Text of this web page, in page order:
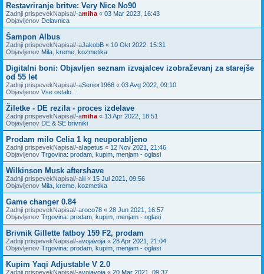
Restavriranje britve: Very Nice No90
Zadnji prispevekNapisal/-amiha « 03 Mar 2023, 16:43
Objavljenov Delavnica
Šampon Albus
Zadnji prispevekNapisal/-aJakobB « 10 Okt 2022, 15:31
Objavljenov Mila, kreme, kozmetika
Digitalni boni: Objavljen seznam izvajalcev izobraževanj za starejše
od 55 let
Zadnji prispevekNapisal/-aSenior1966 « 03 Avg 2022, 09:10
Objavljenov Vse ostalo...
Žiletke - DE rezila - proces izdelave
Zadnji prispevekNapisal/-amiha « 13 Apr 2022, 18:51
Objavljenov DE & SE brivniki
Prodam milo Celia 1 kg neuporabljeno
Zadnji prispevekNapisal/-aIapetus « 12 Nov 2021, 21:46
Objavljenov Trgovina: prodam, kupim, menjam - oglasi
Wilkinson Musk aftershave
Zadnji prispevekNapisal/-aiii « 15 Jul 2021, 09:56
Objavljenov Mila, kreme, kozmetika
Game changer 0.84
Zadnji prispevekNapisal/-aroco78 « 28 Jun 2021, 16:57
Objavljenov Trgovina: prodam, kupim, menjam - oglasi
Brivnik Gillette fatboy 159 F2, prodam
Zadnji prispevekNapisal/-avojavoja « 28 Apr 2021, 21:04
Objavljenov Trgovina: prodam, kupim, menjam - oglasi
Kupim Yaqi Adjustable V 2.0
Zadnji prispevekNapisal/-avojavoja « 20 Mar 2021, 09:37